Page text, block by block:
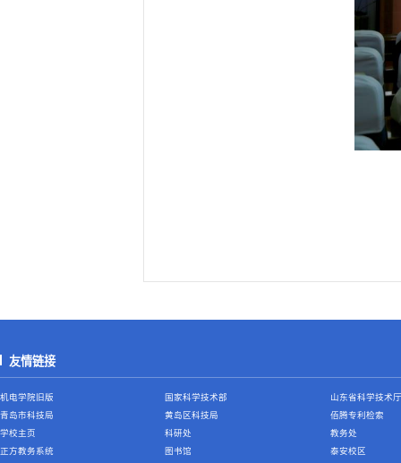
友情链接
机电学院旧版 国家科学技术部
山东省科学技术厅
青岛市科技局
黄岛区科技局
佰腾专利检索
学校主页
科研处
教务处
正方教务系统
图书馆
泰安校区